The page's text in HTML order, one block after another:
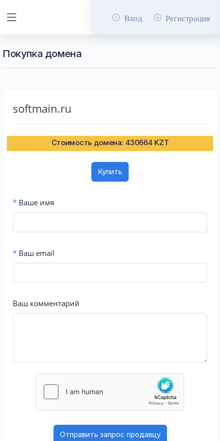
Вход Регистрация
Покупка домена
softmain.ru
Стоимость домена: 430664 KZT
Купить
* Ваше имя
* Ваш email
Ваш комментарий